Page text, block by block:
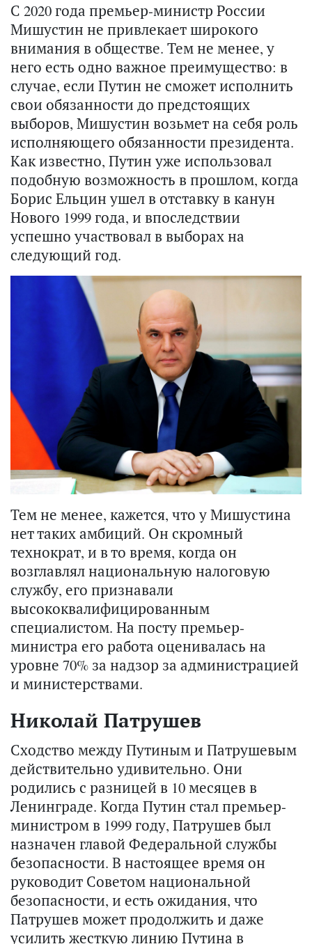
С 2020 года премьер-министр России
Мишустин не привлекает широкого
внимания в обществе. Тем не менее, у
него есть одно важное преимущество: в
случае, если Путин не сможет исполнить
свои обязанности до предстоящих
выборов, Мишустин возьмет на себя роль
исполняющего обязанности президента.
Как известно, Путин уже использовал
подобную возможность в прошлом, когда
Борис Ельцин ушел в отставку в канун
Нового 1999 года, и впоследствии
успешно участвовал в выборах на
следующий год.
Тем не менее, кажется, что у Мишустина
нет таких амбиций. Он скромный
технократ, и в то время, когда он
возглавлял национальную налоговую
службу, его признавали
высококвалифицированным
специалистом. На посту премьер-
министра его работа оценивалась на
уровне 70% за надзор за администрацией
и министерствами.
Николай Патрушев
Сходство между Путиным и Патрушевым
действительно удивительно. Они
родились с разницей в 10 месяцев в
Ленинграде. Когда Путин стал премьер-
министром в 1999 году, Патрушев был
назначен главой Федеральной службы
безопасности. В настоящее время он
руководит Советом национальной
безопасности, и есть ожидания, что
Патрушев может продолжить и даже
усилить жесткую линию Путина в